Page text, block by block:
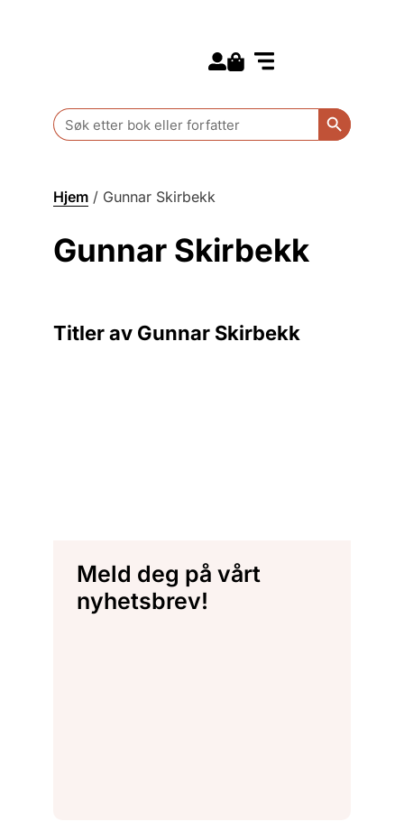
Search
for:
Search
Hjem / Gunnar Skirbekk
Gunnar Skirbekk
Titler av Gunnar Skirbekk
Meld deg på vårt
nyhetsbrev!